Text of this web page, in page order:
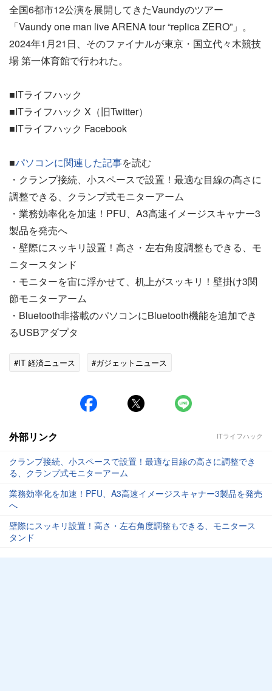
全国6都市12公演を展開してきたVaundyのツアー
「Vaundy one man live ARENA tour “replica ZERO”」。
2024年1月21日、そのファイナルが東京・国立代々木競技
場 第一体育館で行われた。
■ITライフハック
■ITライフハック X（旧Twitter）
■ITライフハック Facebook
■パソコンに関連した記事を読む
・クランプ接続、小スペースで設置！最適な目線の高さに
調整できる、クランプ式モニターアーム
・業務効率化を加速！PFU、A3高速イメージスキャナー3
製品を発売へ
・壁際にスッキリ設置！高さ・左右角度調整もできる、モ
ニタースタンド
・モニターを宙に浮かせて、机上がスッキリ！壁掛け3関
節モニターアーム
・Bluetooth非搭載のパソコンにBluetooth機能を追加でき
るUSBアダプタ
#IT 経済ニュース #ガジェットニュース
外部リンク ITライフハック
クランプ接続、小スペースで設置！最適な目線の高さに調整でき
る、クランプ式モニターアーム
業務効率化を加速！PFU、A3高速イメージスキャナー3製品を発売
へ
壁際にスッキリ設置！高さ・左右角度調整もできる、モニタース
タンド